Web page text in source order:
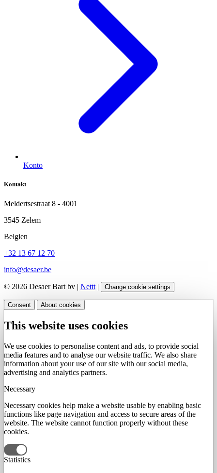
Konto
Kontakt
Meldertsestraat 8 - 4001
3545 Zelem
Belgien
+32 13 67 12 70
info@desaer.be
© 2026 Desaer Bart bv | Nettt | Change cookie settings
Consent About cookies
This website uses cookies
We use cookies to personalise content and ads, to provide social
media features and to analyse our website traffic. We also share
information about your use of our site with our social media,
advertising and analytics partners.
Necessary
Necessary cookies help make a website usable by enabling basic
functions like page navigation and access to secure areas of the
website. The website cannot function properly without these
cookies.
Statistics